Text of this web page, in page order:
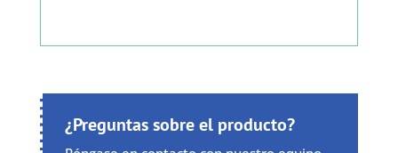
¿Preguntas sobre el producto?